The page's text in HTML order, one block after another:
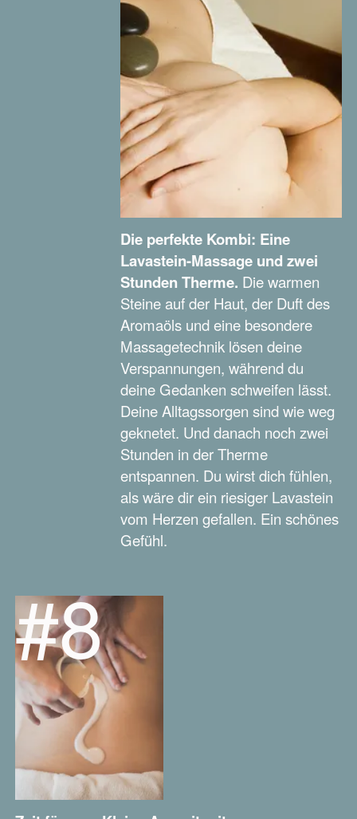
Die perfekte Kombi: Eine
Lavastein-Massage und zwei
Stunden Therme. Die warmen
Steine auf der Haut, der Duft des
Aromaöls und eine besondere
Massagetechnik lösen deine
Verspannungen, während du
deine Gedanken schweifen lässt.
Deine Alltagssorgen sind wie weg
geknetet. Und danach noch zwei
Stunden in der Therme
entspannen. Du wirst dich fühlen,
als wäre dir ein riesiger Lavastein
vom Herzen gefallen. Ein schönes
Gefühl.
#8